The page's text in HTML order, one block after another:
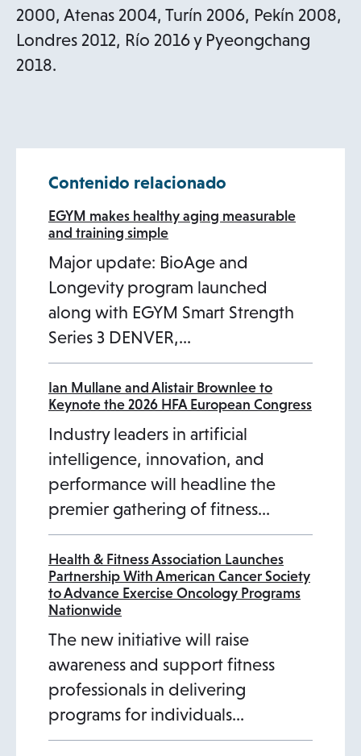
2000, Atenas 2004, Turín 2006, Pekín 2008,
Londres 2012, Río 2016 y Pyeongchang
2018.
Contenido relacionado
EGYM makes healthy aging measurable
and training simple
Major update: BioAge and
Longevity program launched
along with EGYM Smart Strength
Series 3 DENVER,…
Ian Mullane and Alistair Brownlee to
Keynote the 2026 HFA European Congress
Industry leaders in artificial
intelligence, innovation, and
performance will headline the
premier gathering of fitness…
Health & Fitness Association Launches
Partnership With American Cancer Society
to Advance Exercise Oncology Programs
Nationwide
The new initiative will raise
awareness and support fitness
professionals in delivering
programs for individuals…